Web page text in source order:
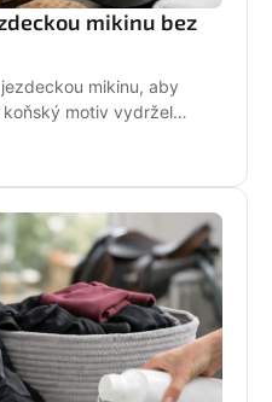
mikinu bez
mikinu, aby
motiv vydržel